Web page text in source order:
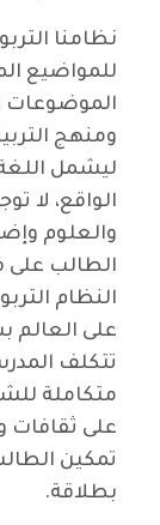
نظامنا
للمواضيع
الموضوعات
ومنهج
ليشمل اللغة
الواقع، لا
والعلوم
الطالب على
النظام
على
تتكلف
متكاملة
على ثقافات
تمكين
بطلاقة.